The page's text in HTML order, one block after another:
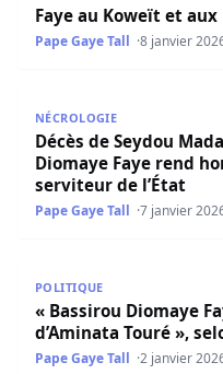
Faye au Koweït et
Pape Gaye Tall 8 janvier
NÉCROLOGIE
Décès de Seydou
Diomaye Faye rend
serviteur de l’État
Pape Gaye Tall 7 janvier
POLITIQUE
« Bassirou Diomaye
d’Aminata Touré »,
Pape Gaye Tall 2 janvier